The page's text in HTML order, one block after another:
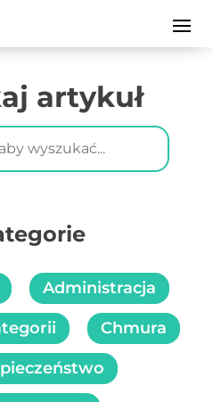
artykuł
Administracja
Chmura